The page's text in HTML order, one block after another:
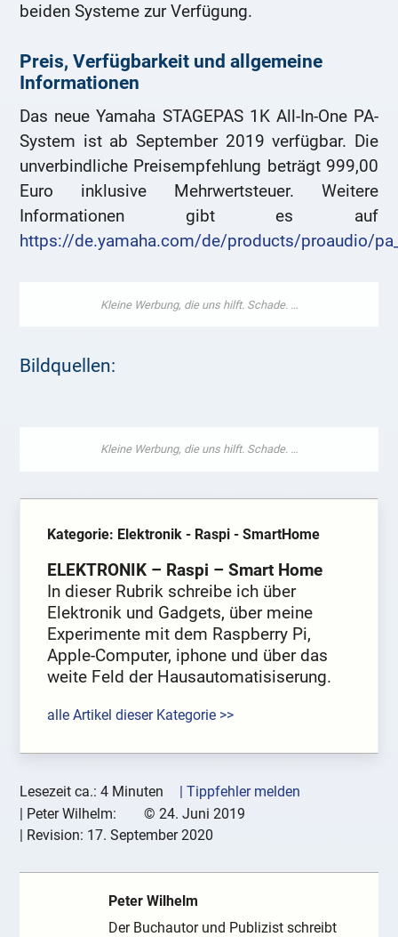
beiden Systeme zur Verfügung.
Preis, Verfügbarkeit und allgemeine
Informationen
Das neue Yamaha STAGEPAS 1K All-In-One PA-
System ist ab September 2019 verfügbar. Die
unverbindliche Preisempfehlung beträgt 999,00
Euro inklusive Mehrwertsteuer. Weitere
Informationen gibt es auf
https://de.yamaha.com/de/products/proaudio/
Bildquellen:
Kategorie: Elektronik - Raspi - SmartHome
ELEKTRONIK – Raspi – Smart Home
In dieser Rubrik schreibe ich über
Elektronik und Gadgets, über meine
Experimente mit dem Raspberry Pi,
Apple-Computer, iphone und über das
weite Feld der Hausautomatisiserung.
alle Artikel dieser Kategorie >>
Lesezeit ca.: 4 Minuten
| Tippfehler melden
| Peter Wilhelm: © 24. Juni 2019
| Revision: 17. September 2020
Peter Wilhelm
Der Buchautor und Publizist schreibt